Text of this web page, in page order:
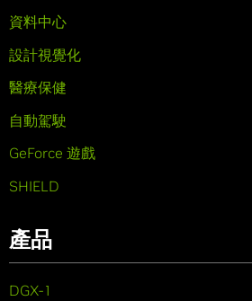
資料中心
設計視覺化
醫療保健
自動駕駛
GeForce 遊戲
SHIELD
產品
DGX-1